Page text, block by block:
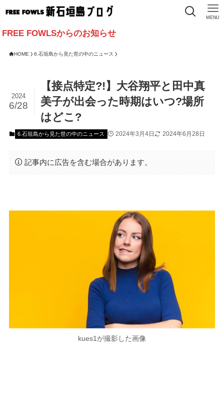
MENU
からのお知らせ
HOME 6.石垣島から見た世の中のニュース
【接点特定?!】大谷翔平と田中真
美子が出会った時期はいつ?場所
はどこ?
2024
6/28
6.石垣島から見た世の中のニュース 2024年3月4日 2024年6月28日
記事内に広告を含む場合があります。
kues1が撮影した画像